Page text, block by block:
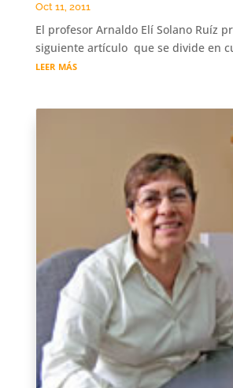
Oct 11, 2011
El profesor Arnaldo Elí Solano Ruíz
siguiente artículo que se divide en
leer más